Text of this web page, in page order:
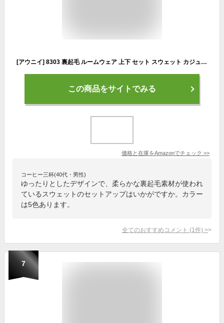
[アウニイ] 8303 裏起毛 ルームウェア 上下 セット スウェット カジュアル 部屋着 レディース ジャージ マタニティ ネグリジェ ふわふわ あったかい ナイトウェア ロング 丈 もこもこ 普段着 素材 産前 産後 入院 用 ウェア かわいい (A グレー M)
この商品をサイトでみる
価格と在庫をAmazonでチェック >>
コーヒー三杯(40代・男性)
ゆったりとしたデザインで、柔らかな裏起毛素材が使われ
ているスウェットのセットアップはいかがですか。カラー
は5色あります。
全てのおすすめコメント (1 件) >
7